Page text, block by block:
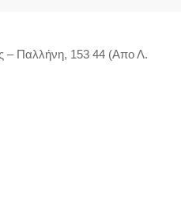
– Παλλήνη, 153 44 (Απο Λ.